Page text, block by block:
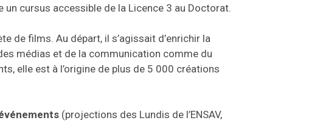
un cursus accessible de la Licence 3 au Doctorat.
de films. Au départ, il s’agissait d’enrichir la
médias et de la communication comme du
elle est à l’origine de plus de 5 000 créations
(projections des Lundis de l’ENSAV,